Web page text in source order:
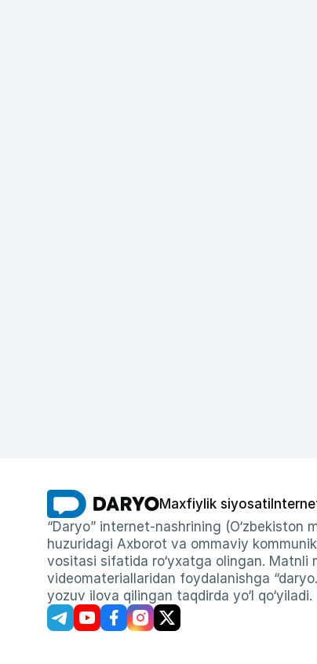
Maxfiylik siyosati
“Daryo” internet-nashrining (O‘zbekiston
huzuridagi Axborot va ommaviy
vositasi sifatida ro‘yxatga olingan. Matnli
videomateriallaridan foydalanishga
yozuv ilova qilingan taqdirda yo‘l qo‘yiladi.